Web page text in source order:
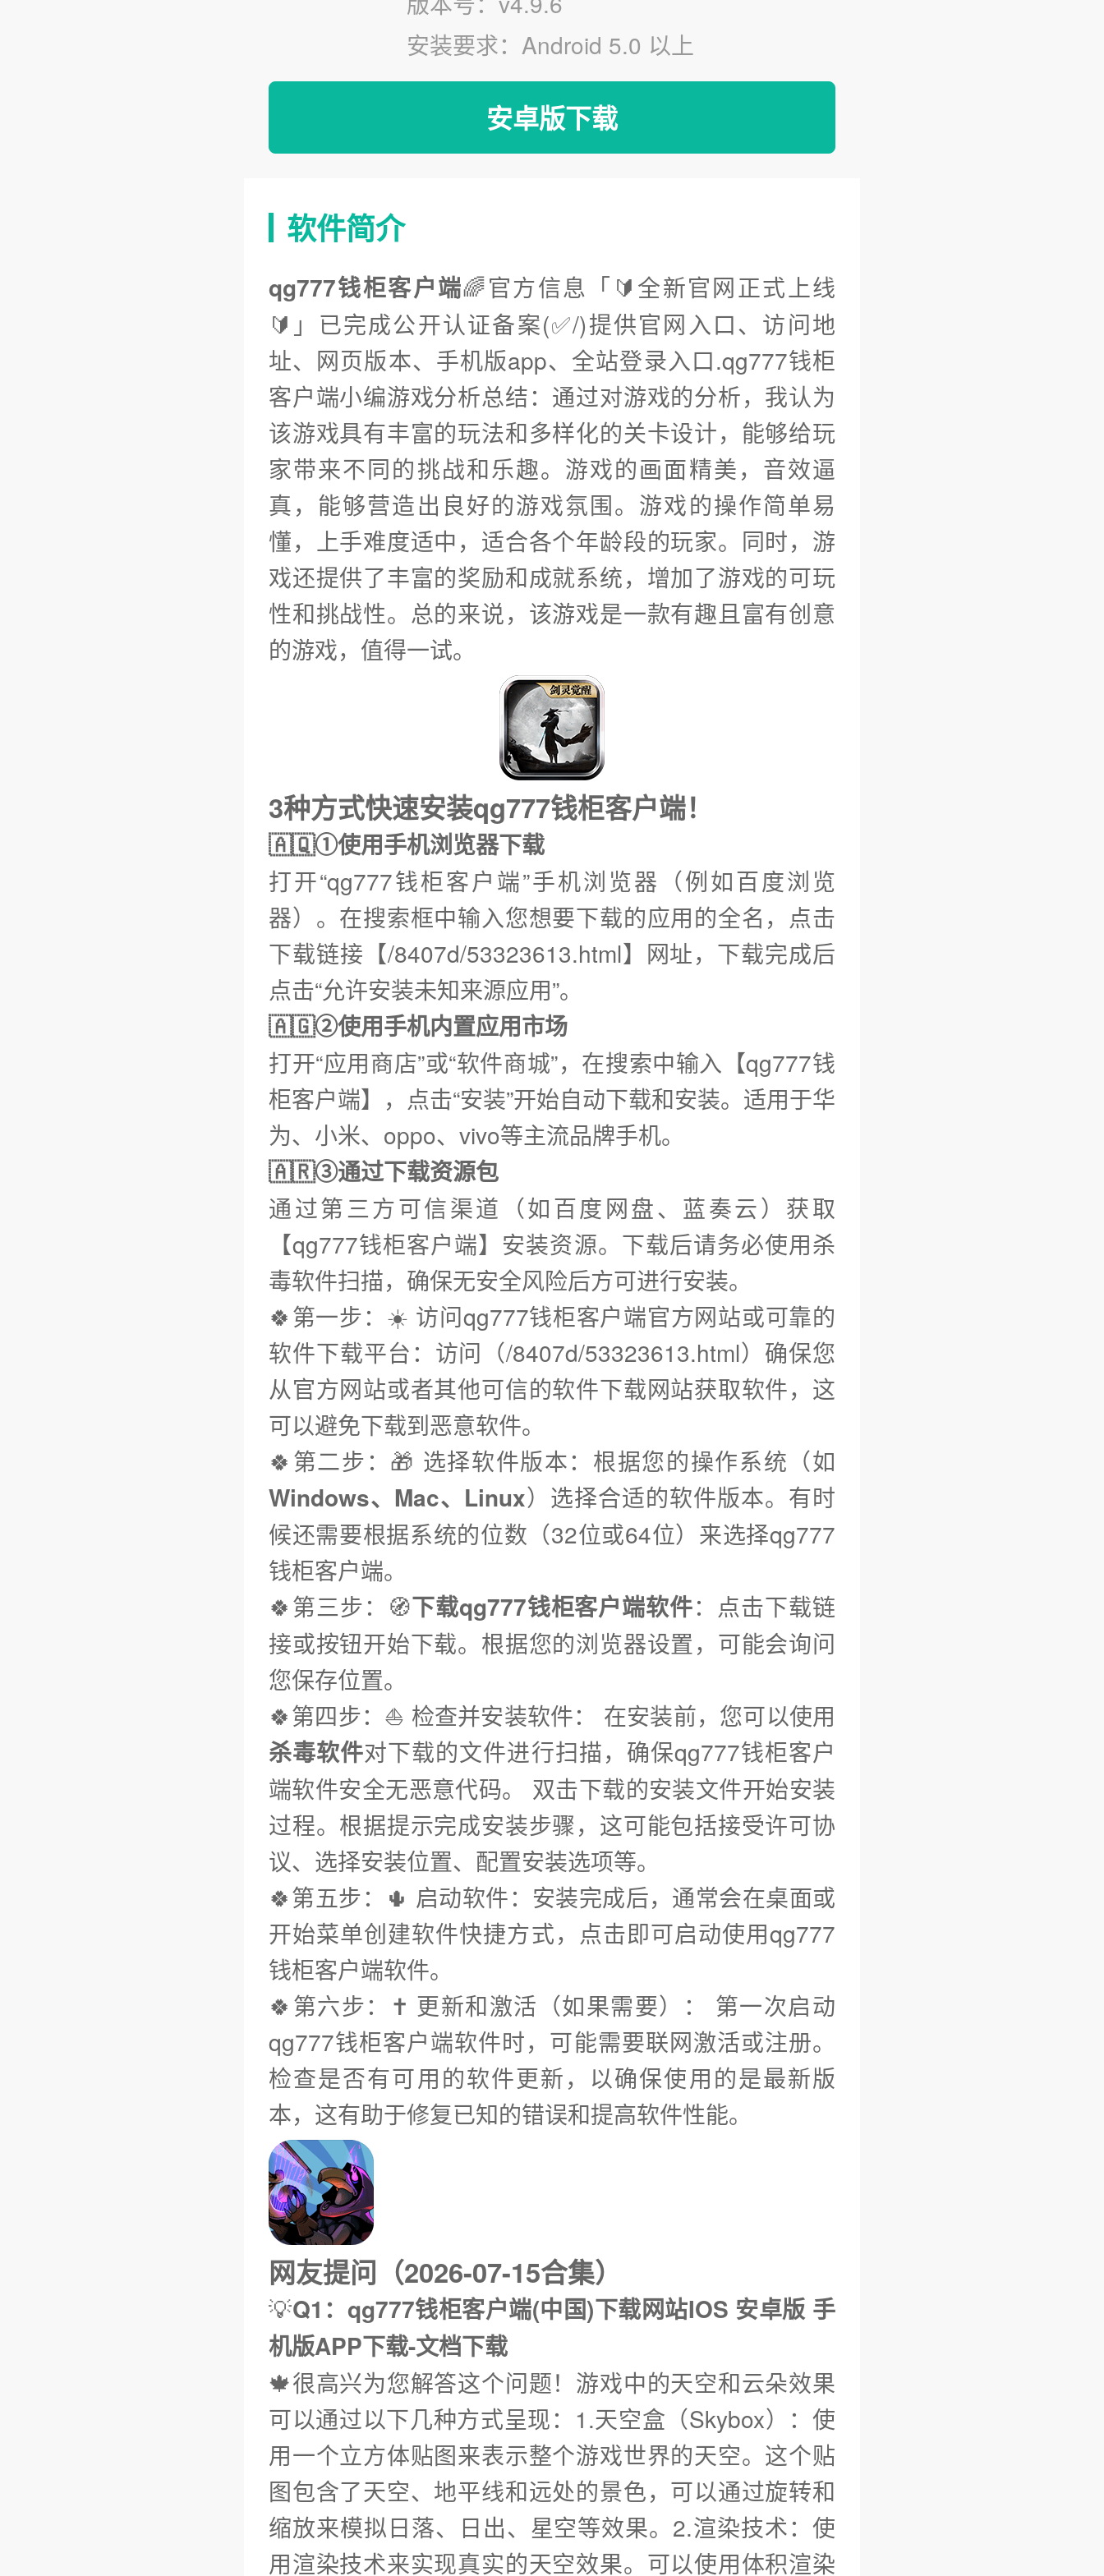
安装要求：Android 5.0 以上
安卓版下载
软件简介
qg777钱柜客户端🌈官方信息「🔰全新官网正式上线
🔰」已完成公开认证备案(✅/)提供官网入口、访问地
址、网页版本、手机版app、全站登录入口.qg777钱柜
客户端小编游戏分析总结：通过对游戏的分析，我认为
该游戏具有丰富的玩法和多样化的关卡设计，能够给玩
家带来不同的挑战和乐趣。游戏的画面精美，音效逼
真，能够营造出良好的游戏氛围。游戏的操作简单易
懂，上手难度适中，适合各个年龄段的玩家。同时，游
戏还提供了丰富的奖励和成就系统，增加了游戏的可玩
性和挑战性。总的来说，该游戏是一款有趣且富有创意
的游戏，值得一试。
3种方式快速安装qg777钱柜客户端！
🇦🇶①使用手机浏览器下载
打开“qg777钱柜客户端”手机浏览器（例如百度浏览
器）。在搜索框中输入您想要下载的应用的全名，点击
下载链接【/8407d/53323613.html】网址，下载完成后
点击“允许安装未知来源应用”。
🇦🇬②使用手机内置应用市场
打开“应用商店”或“软件商城”，在搜索中输入【qg777钱
柜客户端】，点击“安装”开始自动下载和安装。适用于华
为、小米、oppo、vivo等主流品牌手机。
🇦🇷③通过下载资源包
通过第三方可信渠道（如百度网盘、蓝奏云）获取
【qg777钱柜客户端】安装资源。下载后请务必使用杀
毒软件扫描，确保无安全风险后方可进行安装。
🍀第一步：☀️ 访问qg777钱柜客户端官方网站或可靠的
软件下载平台：访问（/8407d/53323613.html）确保您
从官方网站或者其他可信的软件下载网站获取软件，这
可以避免下载到恶意软件。
🍀第二步：🎁 选择软件版本：根据您的操作系统（如
Windows、Mac、Linux）选择合适的软件版本。有时
候还需要根据系统的位数（32位或64位）来选择qg777
钱柜客户端。
🍀第三步：🧭下载qg777钱柜客户端软件：点击下载链
接或按钮开始下载。根据您的浏览器设置，可能会询问
您保存位置。
🍀第四步：⛵️ 检查并安装软件： 在安装前，您可以使用
杀毒软件对下载的文件进行扫描，确保qg777钱柜客户
端软件安全无恶意代码。 双击下载的安装文件开始安装
过程。根据提示完成安装步骤，这可能包括接受许可协
议、选择安装位置、配置安装选项等。
🍀第五步：🌵 启动软件：安装完成后，通常会在桌面或
开始菜单创建软件快捷方式，点击即可启动使用qg777
钱柜客户端软件。
🍀第六步：✝️ 更新和激活（如果需要）： 第一次启动
qg777钱柜客户端软件时，可能需要联网激活或注册。
检查是否有可用的软件更新，以确保使用的是最新版
本，这有助于修复已知的错误和提高软件性能。
网友提问（2026-07-15合集）
💡Q1：qg777钱柜客户端(中国)下载网站IOS 安卓版 手
机版APP下载-文档下载
🍁很高兴为您解答这个问题！游戏中的天空和云朵效果
可以通过以下几种方式呈现：1.天空盒（Skybox）：使
用一个立方体贴图来表示整个游戏世界的天空。这个贴
图包含了天空、地平线和远处的景色，可以通过旋转和
缩放来模拟日落、日出、星空等效果。2.渲染技术：使
用渲染技术来实现真实的天空效果。可以使用体积渲染